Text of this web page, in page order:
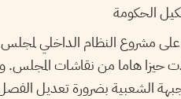
الحكومة
على مشروع النظام الداخلي
حيزا هاما من نقاشات